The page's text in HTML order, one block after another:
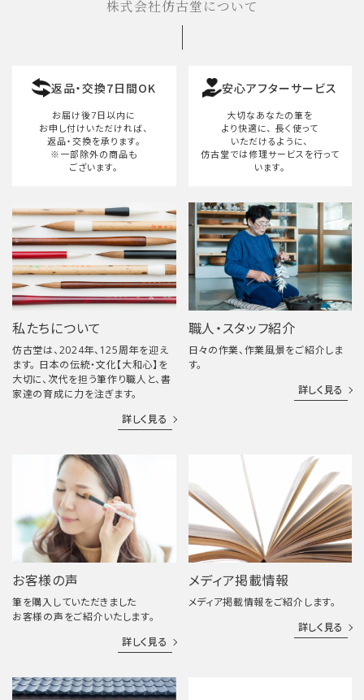
株式会社仿古堂について
返品・交換7日間OK
お届け後7日以内に
お申し付けいただければ、
返品・交換を承ります。
※一部除外の商品も
ございます。
安心アフターサービス
大切なあなたの筆を
より快適に、 長く使って
いただけるように、
仿古堂では修理サービスを行って
います。
私たちについて
仿古堂は、2024年、125周年を迎え
ます。 日本の伝統・文化【大和心】を
大切に、次代を担う筆作り職人と、書
家達の育成に力を注ぎます。
詳しく見る
職人・スタッフ紹介
日々の作業、作業風景をご紹介しま
す。
詳しく見る
お客様の声
筆を購入していただきました
お客様の声をご紹介いたします。
詳しく見る
メディア掲載情報
メディア掲載情報をご紹介します。
詳しく見る